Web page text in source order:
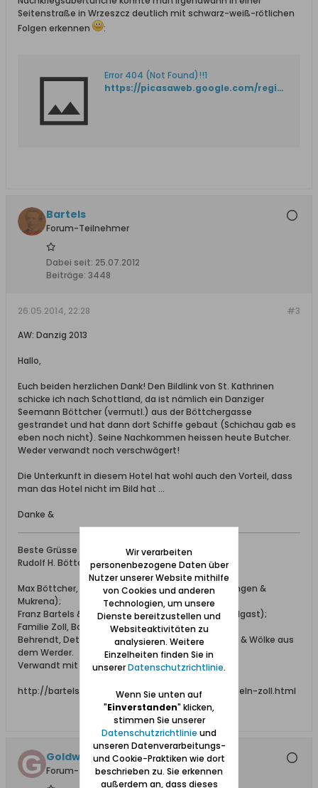
Seitenstraße in Wrzeszcz deutlich mit schwarz-weiß-rötlichen
Folgen erkennen
:
Error 404 (Not Found)!!1
https://picasaweb.google.com/regideur/MiscGdansk?authkey=Gv1sRgCNvchrL1uoeSdw#6017832842397059410
Bartels
Forum-Teilnehmer
Dabei seit: 25.07.2012
Beiträge: 3448
#3
26.05.2014, 22:28
AW: Danzig 2013
Hallo,
Euch beiden herzlichen Dank! Den Bildlink von St. Kathrinen
schicke ich nach Schottland, da ist nämlich ein Danziger
Seemann Böttcher (vermutl.) aus der Böttchergasse
gestrandet und hat dann dort Schiffe gebaut (Schichau gab es
eben noch nicht). Seine Nachkommen heissen heute Butcher.
Weder verwandt noch verschwägert!
Die Unterkunft in diesem Hotel hat wohl auch den Vorteil, dass
man das Hotel nicht im Bild hat ...
Danke &
Beste Grüsse
Rudolf H. Böttcher
Max Böttcher, Ing. bei Schichau (aus Beesenlaublingen &
Mukrena);
Franz Bartels & Co., Danzig Breitgasse 64 (aus Wolgast);
Familie Zoll, Bohnsack;
Behrendt, Detlaff / Detloff, Katt, Lissau, Schönhoff & Wölke aus
dem Werder.
Verwandt mit den Familien: Elsner, Adrian, Falk.
http://bartels-zoll.blogspot.de/2012/07/ahnentafeln-zoll.html
Goldwasser1974
Forum-Teilnehmer
Wir verarbeiten
personenbezogene Daten über
Nutzer unserer Website mithilfe
von Cookies und anderen
Technologien, um unsere
Dienste bereitzustellen und
Websiteaktivitäten zu
analysieren. Weitere
Einzelheiten finden Sie in
unsererDatenschutzrichtlinie.
Wenn Sie unten auf
"Einverstanden" klicken,
stimmen Sie unserer
Datenschutzrichtlinie und
unseren Datenverarbeitungs-
und Cookie-Praktiken wie dort
beschrieben zu. Sie erkennen
außerdem an, dass dieses